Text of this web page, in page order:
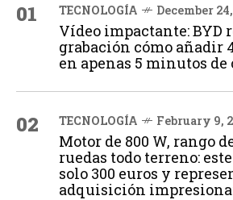
01 TECNOLOGÍA December
Vídeo impactante: BYD
grabación cómo añadir
en apenas 5 minutos de
02 TECNOLOGÍA February 9,
Motor de 800 W, rango
ruedas todo terreno:
solo 300 euros y
adquisición